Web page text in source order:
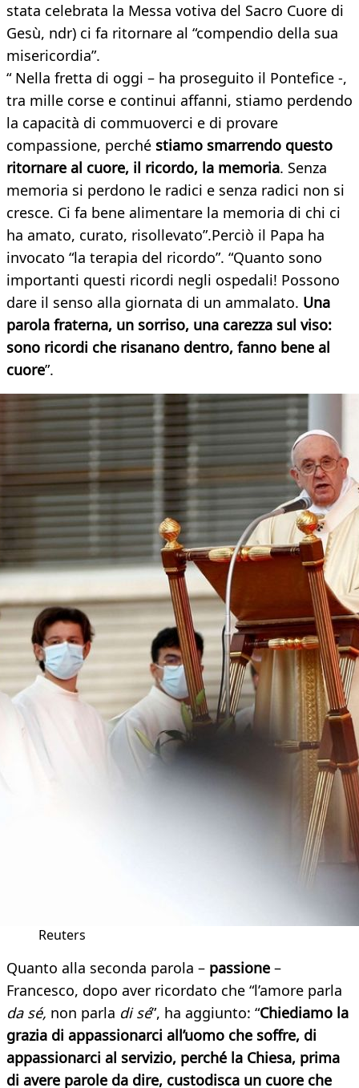
stata celebrata la Messa votiva del Sacro Cuore di
Gesù, ndr) ci fa ritornare al “compendio della sua
misericordia”.
“ Nella fretta di oggi – ha proseguito il Pontefice -,
tra mille corse e continui affanni, stiamo perdendo
la capacità di commuoverci e di provare
compassione, perché stiamo smarrendo questo
ritornare al cuore, il ricordo, la memoria. Senza
memoria si perdono le radici e senza radici non si
cresce. Ci fa bene alimentare la memoria di chi ci
ha amato, curato, risollevato”.Perciò il Papa ha
invocato “la terapia del ricordo”. “Quanto sono
importanti questi ricordi negli ospedali! Possono
dare il senso alla giornata di un ammalato. Una
parola fraterna, un sorriso, una carezza sul viso:
sono ricordi che risanano dentro, fanno bene al
cuore”.
Reuters
Quanto alla seconda parola – passione –
Francesco, dopo aver ricordato che “l’amore parla
da sé, non parla di sé”, ha aggiunto: “Chiediamo la
grazia di appassionarci all’uomo che soffre, di
appassionarci al servizio, perché la Chiesa, prima
di avere parole da dire, custodisca un cuore che